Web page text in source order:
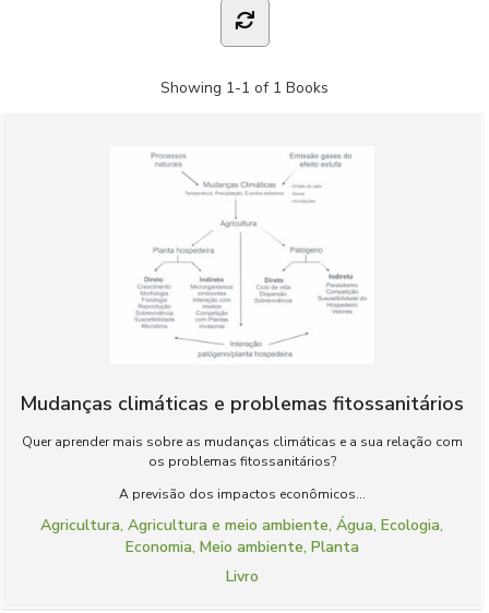
Showing 1-1 of 1 Books
Mudanças climáticas e problemas fitossanitários
Quer aprender mais sobre as mudanças climáticas e a sua relação com
os problemas fitossanitários?
A previsão dos impactos econômicos...
Agricultura, Agricultura e meio ambiente, Água, Ecologia,
Economia, Meio ambiente, Planta
Livro